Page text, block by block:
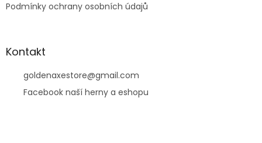
Podmínky ochrany osobních údajů
Kontakt
goldenaxestore@gmail.com
Facebook naší herny a eshopu